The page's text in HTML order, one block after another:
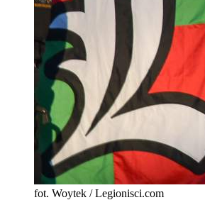
fot. Woytek / Legionisci.com